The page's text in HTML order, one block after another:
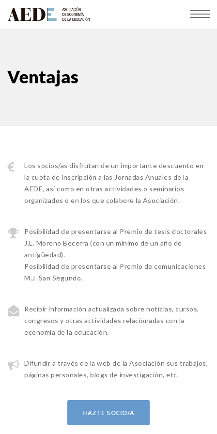
Ventajas
Los socios/as disfrutan de un importante descuento en
la cuota de inscripción a las Jornadas Anuales de la
AEDE, así como en otras actividades o seminarios
organizados o en los que colabore la Asociación.
Posibilidad de presentarse al Premio de tesis doctorales
J.L. Moreno Becerra (con un mínimo de un año de
antigüedad).
Posibilidad de presentarse al Premio de comunicaciones
M.J. San Segundo.
Recibir información actualizada sobre noticias, cursos,
congresos y otras actividades relacionadas con la
economía de la educación.
Difundir a través de la web de la Asociación sus trabajos,
páginas personales, blogs de investigación, etc.
HAZTE SOCIO/A